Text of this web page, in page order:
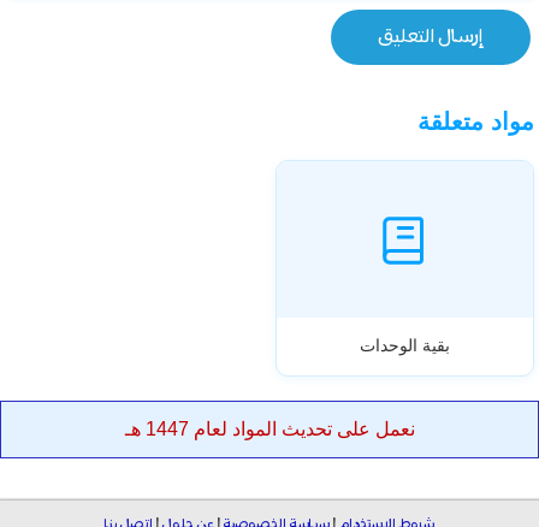
مواد متعلقة
بقية الوحدات
نعمل على تحديث المواد لعام 1447 هـ